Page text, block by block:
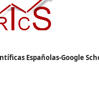
Españolas-Google